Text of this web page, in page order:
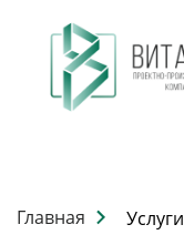
Главная Услуги